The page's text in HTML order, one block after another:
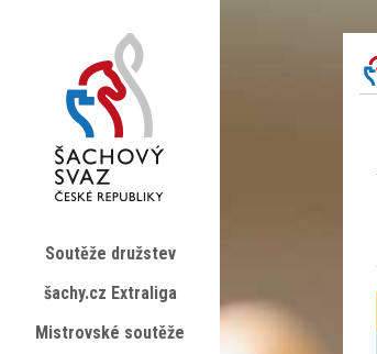
Soutěže družstev
šachy.cz Extraliga
Mistrovské soutěže